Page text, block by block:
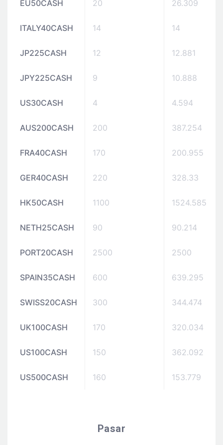
EU50CASH 20 26.309
ITALY40CASH 14 14
JP225CASH 12 12.881
JPY225CASH 9 10.888
US30CASH 4 4.594
AUS200CASH 200 387.254
FRA40CASH 170 200.955
GER40CASH 220 328.33
HK50CASH 1100 1524.585
NETH25CASH 90 90.214
PORT20CASH 2500 2500
SPAIN35CASH 600 639.295
SWISS20CASH 300 344.474
UK100CASH 170 320.034
US100CASH 150 362.092
US500CASH 160 153.779
Pasar